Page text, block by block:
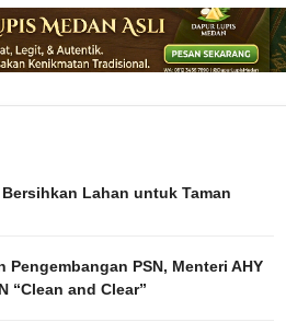
Lahan untuk Taman
Pengembangan PSN, Menteri AHY
“Clean and Clear”